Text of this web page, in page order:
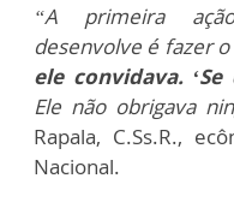
“A primeira
desenvolve é fazer
ele convidava.
Ele não obrigava
Rapala, C.Ss.R.,
Nacional.